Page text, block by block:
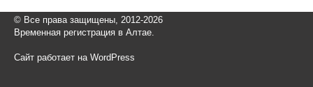
© Все права защищены, 2012-2026
Временная регистрация в Алтае.
Сайт работает на WordPress